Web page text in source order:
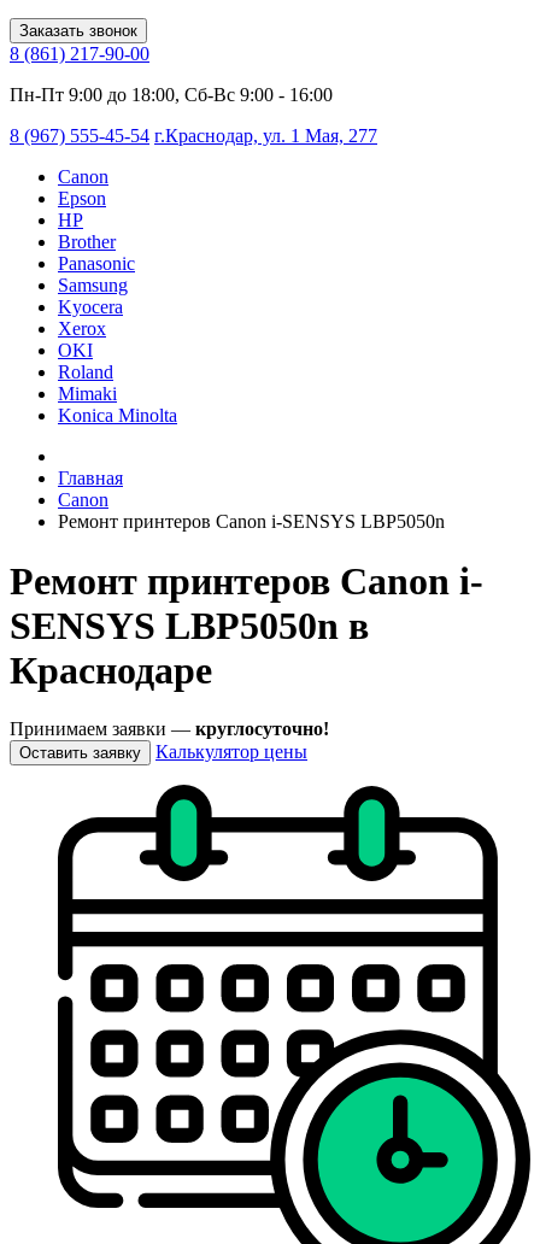
Заказать звонок
8 (861) 217-90-00
Пн-Пт 9:00 до 18:00, Сб-Вс 9:00 - 16:00
8 (967) 555-45-54 г.Краснодар, ул. 1 Мая, 277
Canon
Epson
HP
Brother
Panasonic
Samsung
Kyocera
Xerox
OKI
Roland
Mimaki
Konica Minolta
Главная
Canon
Ремонт принтеров Canon i-SENSYS LBP5050n
Ремонт принтеров Canon i-
SENSYS LBP5050n в
Краснодаре
Принимаем заявки — круглосуточно!
Оставить заявку Калькулятор цены